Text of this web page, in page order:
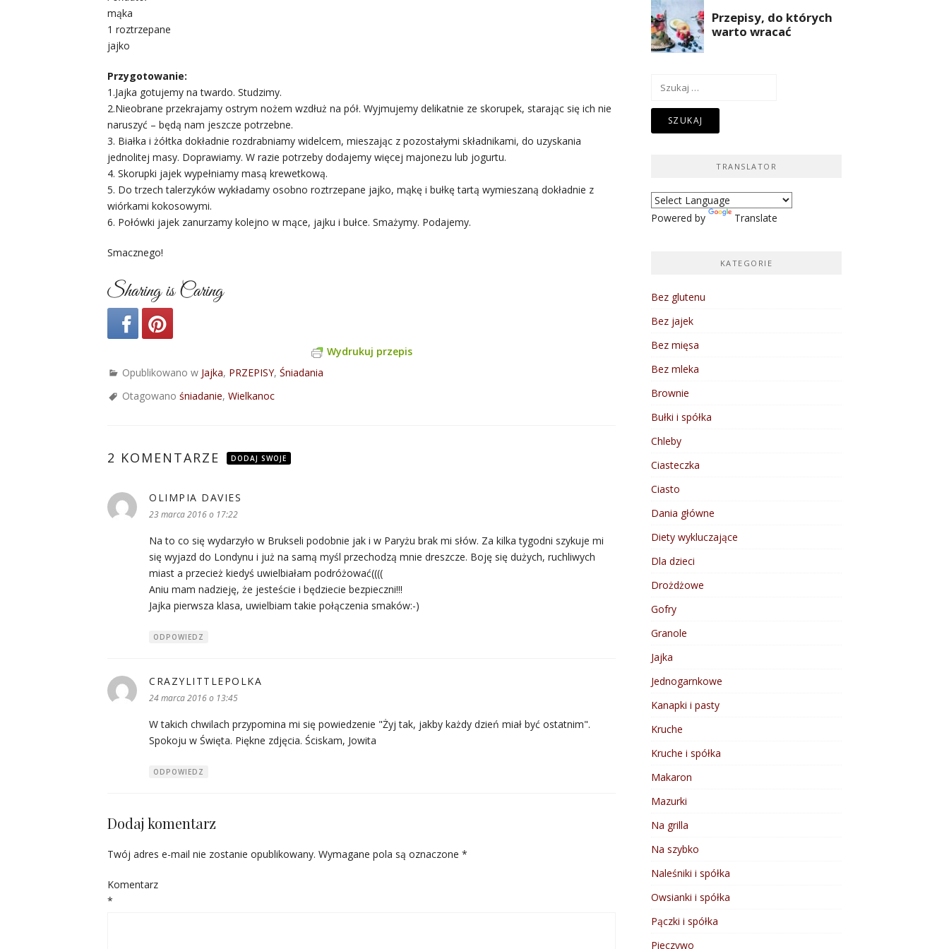
mąka
1 roztrzepane
jajko
Przygotowanie:
1.Jajka gotujemy na twardo. Studzimy.
2.Nieobrane przekrajamy ostrym nożem wzdłuż na pół. Wyjmujemy delikatnie ze skorupek, starając się ich nie
naruszyć – będą nam jeszcze potrzebne.
3. Białka i żółtka dokładnie rozdrabniamy widelcem, mieszając z pozostałymi składnikami, do uzyskania
jednolitej masy. Doprawiamy. W razie potrzeby dodajemy więcej majonezu lub jogurtu.
4. Skorupki jajek wypełniamy masą krewetkową.
5. Do trzech talerzyków wykładamy osobno roztrzepane jajko, mąkę i bułkę tartą wymieszaną dokładnie z
wiórkami kokosowymi.
6. Połówki jajek zanurzamy kolejno w mące, jajku i bułce. Smażymy. Podajemy.
Smacznego!
Sharing is Caring
Wydrukuj przepis
Opublikowano w Jajka, PRZEPISY, Śniadania
Otagowano śniadanie, Wielkanoc
2 KOMENTARZE DODAJ SWOJE
OLIMPIA DAVIES
23 marca 2016 o 17:22
Na to co się wydarzyło w Brukseli podobnie jak i w Paryżu brak mi słów. Za kilka tygodni szykuje mi
się wyjazd do Londynu i już na samą myśl przechodzą mnie dreszcze. Boję się dużych, ruchliwych
miast a przecież kiedyś uwielbiałam podróżować((((
Aniu mam nadzieję, że jesteście i będziecie bezpieczni!!!
Jajka pierwsza klasa, uwielbiam takie połączenia smaków:-)
ODPOWIEDZ
CRAZYLITTLEPOLKA
24 marca 2016 o 13:45
W takich chwilach przypomina mi się powiedzenie "Żyj tak, jakby każdy dzień miał być ostatnim".
Spokoju w Święta. Piękne zdjęcia. Ściskam, Jowita
ODPOWIEDZ
Dodaj komentarz
Twój adres e-mail nie zostanie opublikowany. Wymagane pola są oznaczone *
Komentarz
*
Szukaj:
TRANSLATOR
Powered by Translate
KATEGORIE
Bez glutenu
Bez jajek
Bez mięsa
Bez mleka
Brownie
Bułki i spółka
Chleby
Ciasteczka
Ciasto
Dania główne
Diety wykluczające
Dla dzieci
Drożdżowe
Gofry
Granole
Jajka
Jednogarnkowe
Kanapki i pasty
Kruche
Kruche i spółka
Makaron
Mazurki
Na grilla
Na szybko
Naleśniki i spółka
Owsianki i spółka
Pączki i spółka
Pieczywo